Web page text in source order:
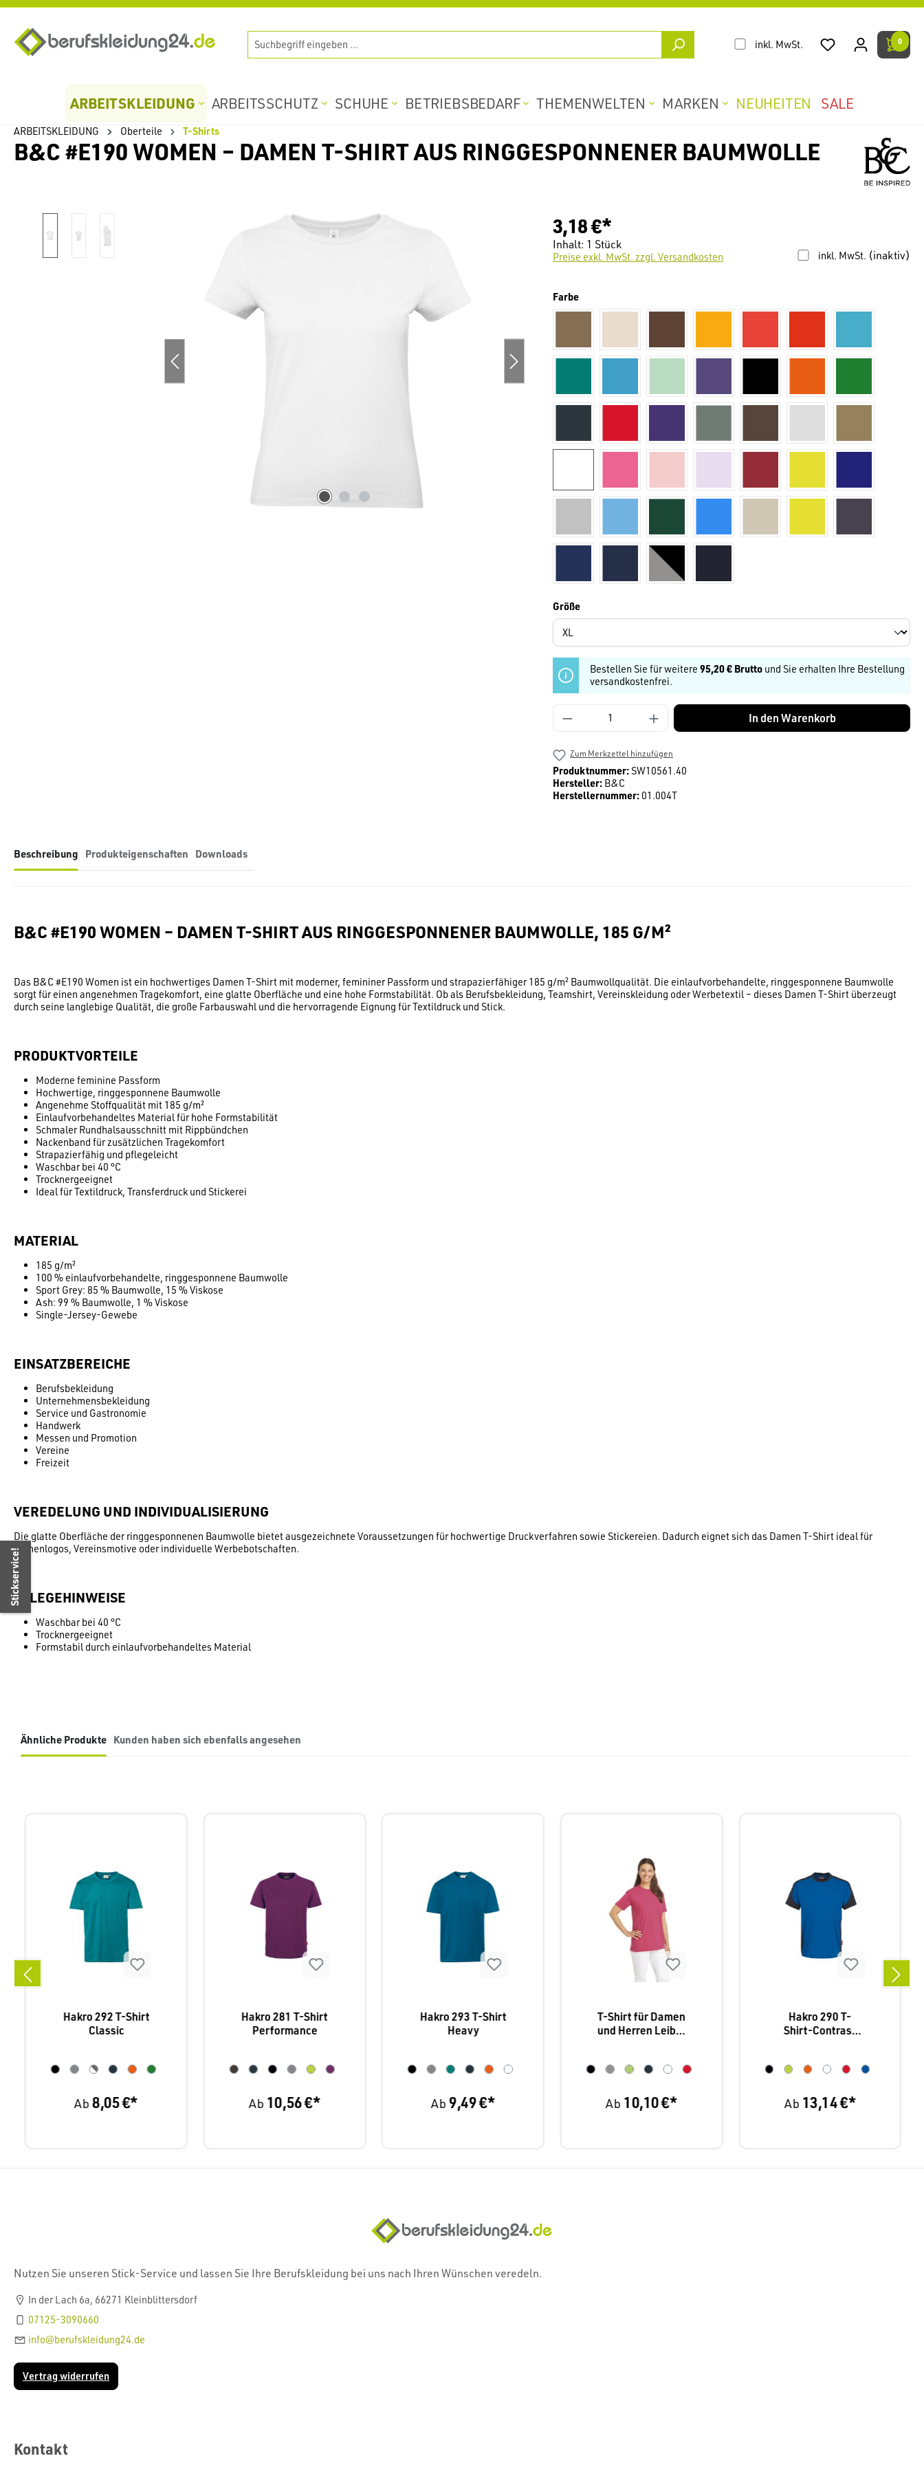
inkl. MwSt. 0
ARBEITSKLEIDUNG ARBEITSSCHUTZ SCHUHE BETRIEBSBEDARF THEMENWELTEN MARKEN NEUHEITEN SALE
ARBEITSKLEIDUNG Oberteile T-Shirts
B&C #E190 WOMEN – DAMEN T-SHIRT AUS RINGGESPONNENER BAUMWOLLE
3,18 €*
Inhalt: 1 Stück
inkl. MwSt. (inaktiv)
Preise exkl. MwSt. zzgl. Versandkosten
Farbeauswählen
dunkelblaumittelgrau/schwarz
Größeauswählen
Bestellen Sie für weitere 95,20 € Brutto und Sie erhalten Ihre Bestellung
versandkostenfrei.
Produkt Anzahl: Gib den gewünschten Wert ein
In den Warenkorb
Zum Merkzettel hinzufügen
Produktnummer:SW10561.40
Hersteller: B&C
Herstellernummer: 01.004T
Beschreibung Produkteigenschaften Downloads
B&C #E190 WOMEN – DAMEN T-SHIRT AUS RINGGESPONNENER BAUMWOLLE, 185 G/M²
Das B&C #E190 Women ist ein hochwertiges Damen T-Shirt mit moderner, femininer Passform und strapazierfähiger 185 g/m² Baumwollqualität. Die einlaufvorbehandelte, ringgesponnene Baumwolle
sorgt für einen angenehmen Tragekomfort, eine glatte Oberfläche und eine hohe Formstabilität. Ob als Berufsbekleidung, Teamshirt, Vereinskleidung oder Werbetextil – dieses Damen T-Shirt überzeugt
durch seine langlebige Qualität, die große Farbauswahl und die hervorragende Eignung für Textildruck und Stick.
PRODUKTVORTEILE
Moderne feminine Passform
Hochwertige, ringgesponnene Baumwolle
Angenehme Stoffqualität mit 185 g/m²
Einlaufvorbehandeltes Material für hohe Formstabilität
Schmaler Rundhalsausschnitt mit Rippbündchen
Nackenband für zusätzlichen Tragekomfort
Strapazierfähig und pflegeleicht
Waschbar bei 40 °C
Trocknergeeignet
Ideal für Textildruck, Transferdruck und Stickerei
MATERIAL
185 g/m²
100 % einlaufvorbehandelte, ringgesponnene Baumwolle
Sport Grey: 85 % Baumwolle, 15 % Viskose
Ash: 99 % Baumwolle, 1 % Viskose
Single-Jersey-Gewebe
EINSATZBEREICHE
Berufsbekleidung
Unternehmensbekleidung
Service und Gastronomie
Handwerk
Messen und Promotion
Vereine
Freizeit
VEREDELUNG UND INDIVIDUALISIERUNG
Die glatte Oberfläche der ringgesponnenen Baumwolle bietet ausgezeichnete Voraussetzungen für hochwertige Druckverfahren sowie Stickereien. Dadurch eignet sich das Damen T-Shirt ideal für
Firmenlogos, Vereinsmotive oder individuelle Werbebotschaften.
PFLEGEHINWEISE
Waschbar bei 40 °C
Trocknergeeignet
Formstabil durch einlaufvorbehandeltes Material
Ähnliche Produkte Kunden haben sich ebenfalls angesehen
Hakro 292 T-Shirt
Classic
Ab 8,05 €*
Hakro 281 T-Shirt
Performance
Ab 10,56 €*
Hakro 293 T-Shirt
Heavy
Ab9,49 €*
T-Shirt für Damen
und Herren Leiber
Ab 10,10 €*
Hakro 290 T-
Shirt-Contrast
Ab 13,14 €*
Nutzen Sie unseren Stick-Service und lassen Sie Ihre Berufskleidung bei uns nach Ihren Wünschen veredeln.
In der Lach 6a, 66271 Kleinblittersdorf
07125-3090660
info@berufskleidung24.de
Vertrag widerrufen
Kontakt
Stickservice!